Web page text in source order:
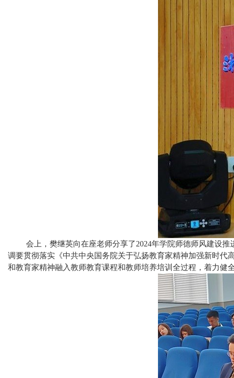
会上，樊继英向在座老师分享了2024年学院师德师风建设
调要贯彻落实《中共中央国务院关于弘扬教育家精神加强新时代
和教育家精神融入教师教育课程和教师培养培训全过程，着力健